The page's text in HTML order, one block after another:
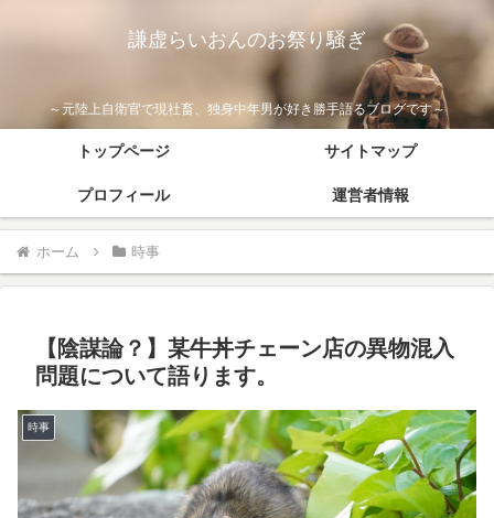
謙虚らいおんのお祭り騒ぎ
～元陸上自衛官で現社畜、独身中年男が好き勝手語るブログです～
トップページ サイトマップ
プロフィール 運営者情報
ホーム 時事
【陰謀論？】某牛丼チェーン店の異物混入
問題について語ります。
時事